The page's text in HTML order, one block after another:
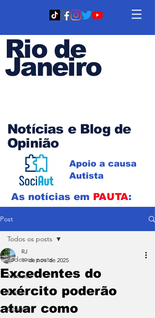
Rio de
Janeiro
Notícias e Blog de
Opinião
Apoio a causa
Autista
As notícias em PAUTA:
Post
Todos os posts
Notícias
Política
Coluna
Todos os posts
Excedentes do
exército poderão
atuar como
RJ
19 de nov. de 2025